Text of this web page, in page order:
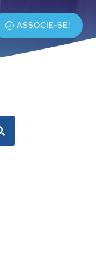
ASSOCIE-SE!